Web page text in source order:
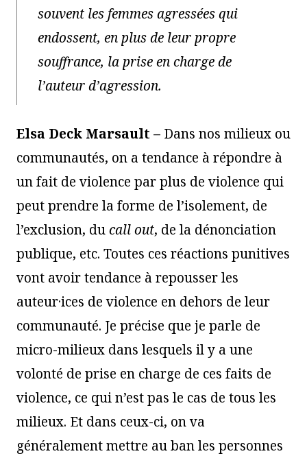
souvent les femmes agressées qui
endossent, en plus de leur propre
souffrance, la prise en charge de
l’auteur d’agression.
Elsa Deck Marsault – Dans nos milieux ou
communautés, on a tendance à répondre à
un fait de violence par plus de violence qui
peut prendre la forme de l’isolement, de
l’exclusion, ducall out, de la dénonciation
publique, etc. Toutes ces réactions punitives
vont avoir tendance à repousser les
auteur·ices de violence en dehors de leur
communauté. Je précise que je parle de
micro-milieux dans lesquels il y a une
volonté de prise en charge de ces faits de
violence, ce qui n’est pas le cas de tous les
milieux. Et dans ceux-ci, on va
généralement mettre au ban les personnes